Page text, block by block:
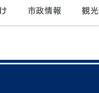
市政情報 観